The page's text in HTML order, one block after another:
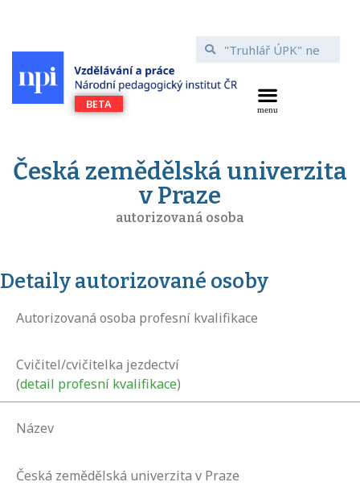
Česká zemědělská univerzita
v Praze
autorizovaná osoba
Detaily autorizované osoby
Autorizovaná osoba profesní kvalifikace
Cvičitel/cvičitelka jezdectví
(detail profesní kvalifikace)
Název
Česká zemědělská univerzita v Praze